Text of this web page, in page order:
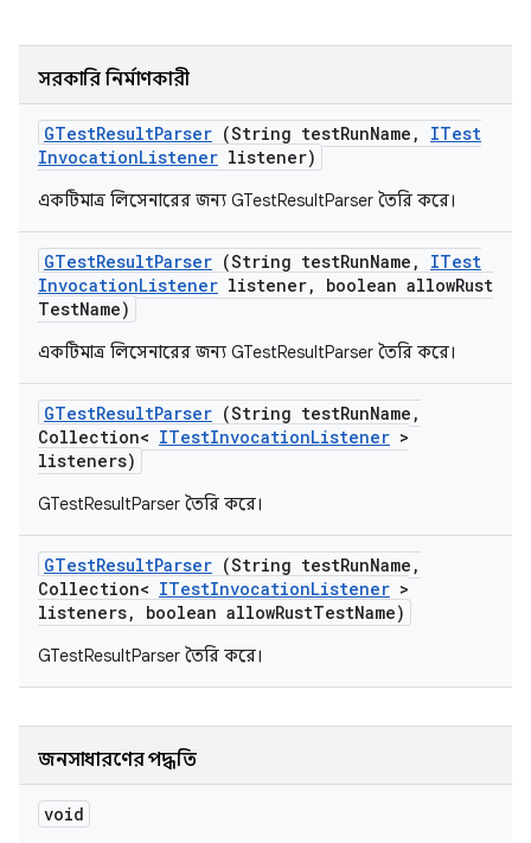
সরকারি নির্মাণকারী
GTestResultParser (String testRunName ,
ITest
InvocationListener listener)
একটিমাত্র লিসেনারের জন্য GTestResultParser তৈরি করে।
GTestResultParser (String testRunName ,
ITest
InvocationListener listener, boolean allowRust
TestName)
একটিমাত্র লিসেনারের জন্য GTestResultParser তৈরি করে।
GTestResultParser (String testRunName ,
Collection< ITestInvocationListener >
listeners)
GTestResultParser তৈরি করে।
GTestResultParser (String testRunName ,
Collection< ITestInvocationListener >
listeners, boolean allowRustTestName)
GTestResultParser তৈরি করে।
জনসাধারণের পদ্ধতি
void